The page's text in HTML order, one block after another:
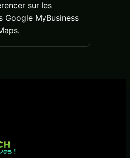
sur les
Google MyBusiness